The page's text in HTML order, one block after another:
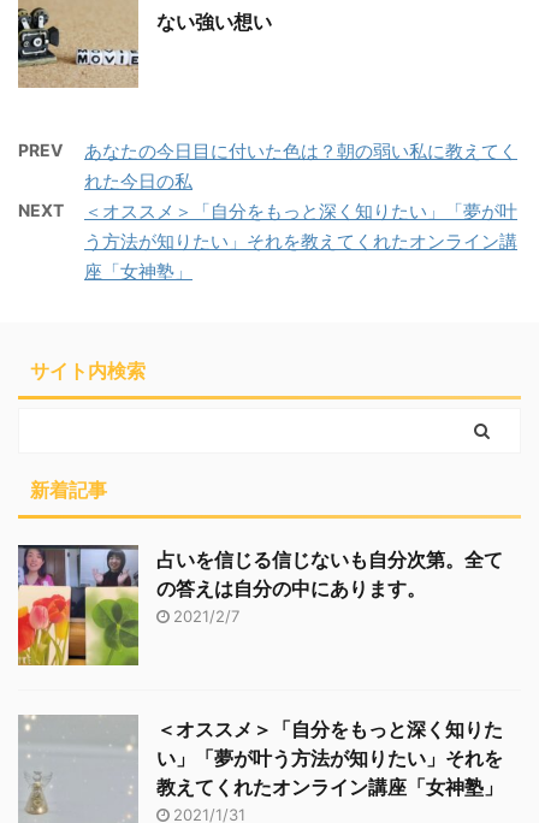
ない強い想い
PREV
あなたの今日目に付いた色は？朝の弱い私に教えてく
れた今日の私
NEXT
＜オススメ＞「自分をもっと深く知りたい」「夢が叶
う方法が知りたい」それを教えてくれたオンライン講
座「女神塾」
サイト内検索
新着記事
占いを信じる信じないも自分次第。全て
の答えは自分の中にあります。
2021/2/7
＜オススメ＞「自分をもっと深く知りた
い」「夢が叶う方法が知りたい」それを
教えてくれたオンライン講座「女神塾」
2021/1/31